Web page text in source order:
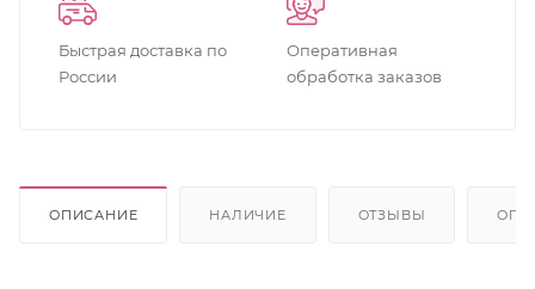
Быстрая доставка по
России
Оперативная
обработка заказов
ОПИСАНИЕ НАЛИЧИЕ ОТЗЫВЫ